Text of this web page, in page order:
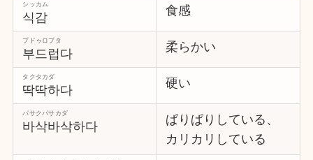
식감
シッカム 食感
부드럽다
プドゥロプタ 柔らかい
딱딱하다
タクタカダ 硬い
바삭바삭하다
パサクパサカダ
ぱりぱりしている、
カリカリしている